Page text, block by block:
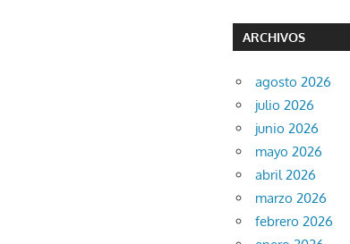
ARCHIVOS
agosto 2026
julio 2026
junio 2026
mayo 2026
abril 2026
marzo 2026
febrero 2026